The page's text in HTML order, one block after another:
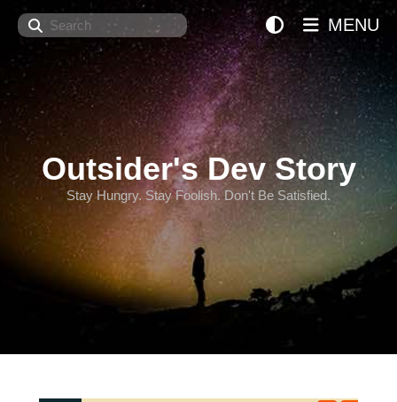
Search
Outsider's Dev Story
Stay Hungry. Stay Foolish. Don't Be Satisfied.
MENU